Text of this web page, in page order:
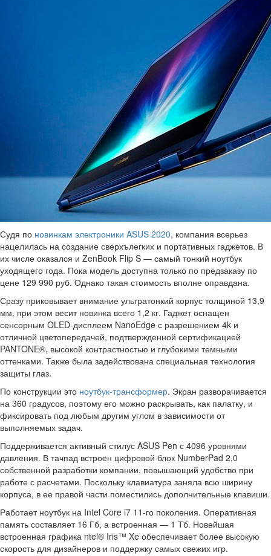
Судя по новинкам электроники ASUS 2020, компания всерьез
нацелилась на создание сверхълегких и портативных гаджетов. В
их числе оказался и ZenBook Flip S — самый тонкий ноутбук
уходящего года. Пока модель доступна только по предзаказу по
цене 129 990 руб. Однако такая стоимость вполне оправдана.
Сразу приковывает внимание ультратонкий корпус толщиной 13,9
мм, при этом весит новинка всего 1,2 кг. Гаджет оснащен
сенсорным OLED-дисплеем NanoEdge с разрешением 4k и
отличной цветопередачей, подтвержденной сертификацией
PANTONE®, высокой контрастностью и глубокими темными
оттенками. Также была задействована специальная технология
защиты глаз.
По конструкции это ноутбук-трансформер. Экран разворачивается
на 360 градусов, поэтому его можно раскрывать, как палатку, и
фиксировать под любым другим углом в зависимости от
выполняемых задач.
Поддерживается активный стилус ASUS Pen с 4096 уровнями
давления. В тачпад встроен цифровой блок NumberPad 2.0
собственной разработки компании, повышающий удобство при
работе с расчетами. Поскольку клавиатура заняла всю ширину
корпуса, в ее правой части поместились дополнительные клавиши.
Работает ноутбук на Intel Core i7 11-го поколения. Оперативная
память составляет 16 Гб, а встроенная — 1 Тб. Новейшая
встроенная графика ntel® Iris™ Xe обеспечивает более высокую
скорость для дизайнеров и поддержку самых свежих игр.